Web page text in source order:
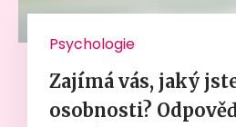
Psychologie
Zajímá vás, jaký
osobnosti?